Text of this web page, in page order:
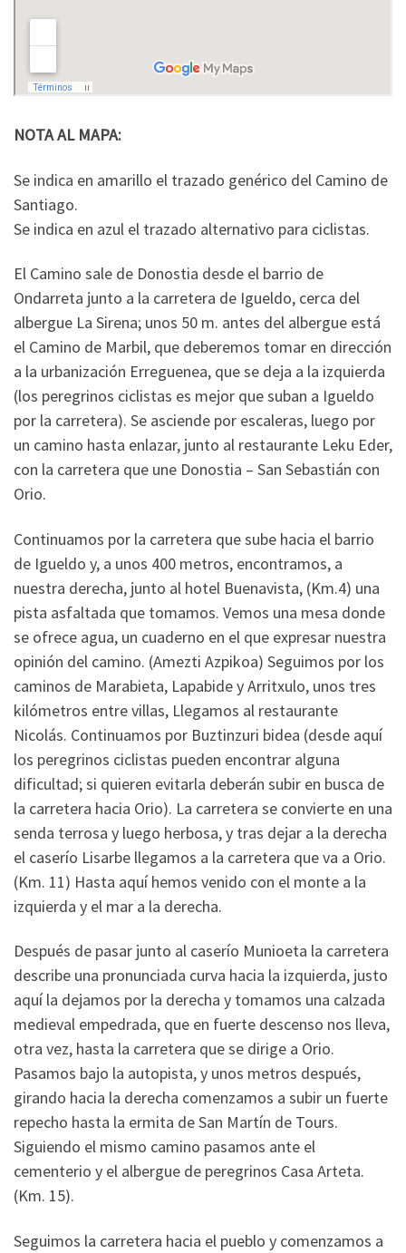
NOTA AL MAPA:
Se indica en amarillo el trazado genérico del Camino de
Santiago.
Se indica en azul el trazado alternativo para ciclistas.
El Camino sale de Donostia desde el barrio de
Ondarreta junto a la carretera de Igueldo, cerca del
albergue La Sirena; unos 50 m. antes del albergue está
el Camino de Marbil, que deberemos tomar en dirección
a la urbanización Erreguenea, que se deja a la izquierda
(los peregrinos ciclistas es mejor que suban a Igueldo
por la carretera). Se asciende por escaleras, luego por
un camino hasta enlazar, junto al restaurante Leku Eder,
con la carretera que une Donostia – San Sebastián con
Orio.
Continuamos por la carretera que sube hacia el barrio
de Igueldo y, a unos 400 metros, encontramos, a
nuestra derecha, junto al hotel Buenavista, (Km.4) una
pista asfaltada que tomamos. Vemos una mesa donde
se ofrece agua, un cuaderno en el que expresar nuestra
opinión del camino. (Amezti Azpikoa) Seguimos por los
caminos de Marabieta, Lapabide y Arritxulo, unos tres
kilómetros entre villas, Llegamos al restaurante
Nicolás. Continuamos por Buztinzuri bidea (desde aquí
los peregrinos ciclistas pueden encontrar alguna
dificultad; si quieren evitarla deberán subir en busca de
la carretera hacia Orio). La carretera se convierte en una
senda terrosa y luego herbosa, y tras dejar a la derecha
el caserío Lisarbe llegamos a la carretera que va a Orio.
(Km. 11) Hasta aquí hemos venido con el monte a la
izquierda y el mar a la derecha.
Después de pasar junto al caserío Munioeta la carretera
describe una pronunciada curva hacia la izquierda, justo
aquí la dejamos por la derecha y tomamos una calzada
medieval empedrada, que en fuerte descenso nos lleva,
otra vez, hasta la carretera que se dirige a Orio.
Pasamos bajo la autopista, y unos metros después,
girando hacia la derecha comenzamos a subir un fuerte
repecho hasta la ermita de San Martín de Tours.
Siguiendo el mismo camino pasamos ante el
cementerio y el albergue de peregrinos Casa Arteta.
(Km. 15).
Seguimos la carretera hacia el pueblo y comenzamos a